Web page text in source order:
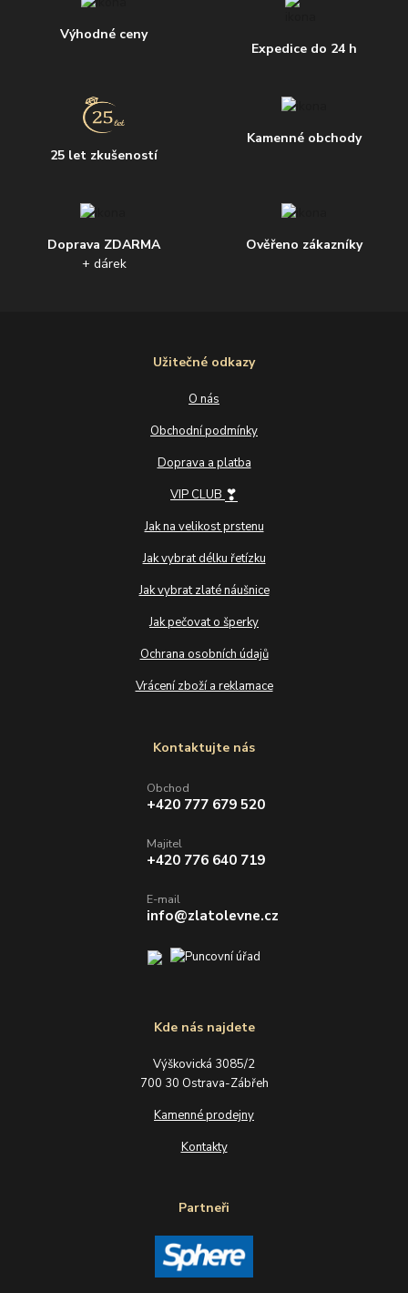
Výhodné ceny
Expedice do 24 h
25 let zkušeností
Kamenné obchody
Doprava ZDARMA
+ dárek
Ověřeno zákazníky
Užitečné odkazy
O nás
Obchodní podmínky
Doprava a platba
VIP CLUB ❣
Jak na velikost prstenu
Jak vybrat délku řetízku
Jak vybrat zlaté náušnice
Jak pečovat o šperky
Ochrana osobních údajů
Vrácení zboží a reklamace
Kde nás najdete
Výškovická 3085/2
700 30 Ostrava-Zábřeh
Kamenné prodejny
Kontakty
Partneři
Kontaktujte nás
Obchod
+420 777 679 520
Majitel
+420 776 640 719
E-mail
info@zlatolevne.cz